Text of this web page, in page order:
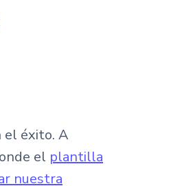
el éxito. A
el plantilla
nuestra